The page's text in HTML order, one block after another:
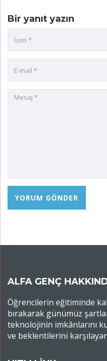
Bir yanıt yazın
ALFA GENÇ
Öğrencilerin eğitiminde
bırakarak günümüz
teknolojinin imkânlarını
ve beklentilerini